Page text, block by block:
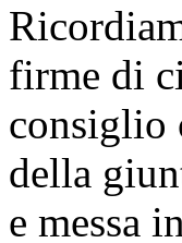
firme di
consiglio
della
e messa